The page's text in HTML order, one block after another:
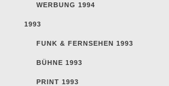
WERBUNG 1994
1993
FUNK & FERNSEHEN 1993
BÜHNE 1993
PRINT 1993